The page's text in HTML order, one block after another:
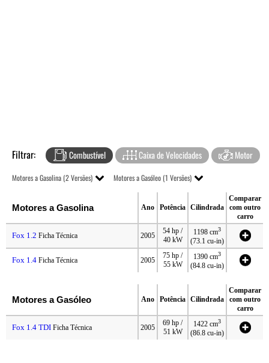
Filtrar: Combustível Caixa de Velocidades Motor
Motores a Gasolina (2 Versões) Motores a Gasóleo (1 Versões)
Motores a Gasolina Ano Potência Cilindrada
Comparar
com outro
carro
Fox 1.2 Ficha Técnica 2005
54 hp /
40 kW
1198 cm3
(73.1 cu-in)
Fox 1.4 Ficha Técnica 2005
75 hp /
55 kW
1390 cm3
(84.8 cu-in)
Motores a Gasóleo Ano Potência Cilindrada
Comparar
com outro
carro
Fox 1.4 TDI Ficha Técnica 2005
69 hp /
51 kW
1422 cm3
(86.8 cu-in)